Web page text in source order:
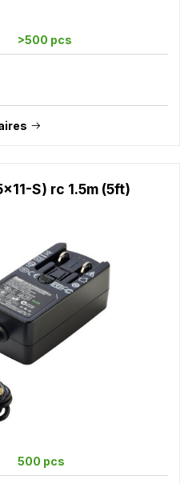
>500 pcs
S) rc 1.5m (5ft)
500 pcs